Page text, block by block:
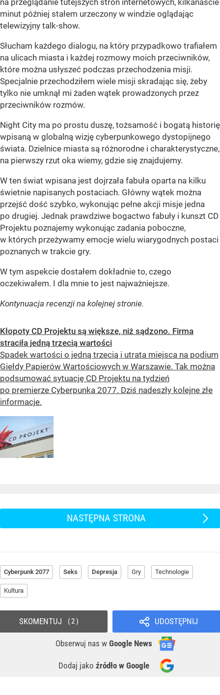
na przeglądanie tutejszych stron internetowych, kilkanaście
minut później stałem urzeczony w windzie oglądając
telewizyjny talk-show.
Słucham każdego dialogu, na który przypadkowo trafiałem
na ulicach miasta i każdej rozmowy moich przeciwników,
które można usłyszeć podczas przechodzenia misji.
Specjalnie przechodziłem wiele misji skradając się, żeby
tylko nie umknął mi żaden wątek prowadzonych przez
przeciwników rozmów.
Night City ma po prostu duszę, tożsamość i bogatą historię
wpisaną w globalną wizję cyberpunkowego dystopijnego
świata. Dzielnice miasta są różnorodne i charakterystyczne,
na pierwszy rzut oka wiemy, gdzie się znajdujemy.
W ten świat wpisana jest dojrzała fabuła oparta na kilku
świetnie napisanych postaciach. Główny wątek można
przejść dość szybko, wykonując pełne akcji misje jedna
po drugiej. Jednak prawdziwe bogactwo fabuły i kunszt CD
Projektu poznajemy wykonując zadania poboczne,
w których przeżywamy emocje wielu wiarygodnych postaci
poznanych w trakcie gry.
W tym aspekcie dostałem dokładnie to, czego
oczekiwałem. I dla mnie to jest najważniejsze.
Kontynuacja recenzji na kolejnej stronie.
Kłopoty CD Projektu są większe, niż sądzono. Firma
straciła jedną trzecią wartości
Spadek wartości o jedną trzecią i utrata miejsca na podium
Giełdy Papierów Wartościowych w Warszawie. Tak można
podsumować sytuację CD Projektu na tydzień
po premierze Cyberpunka 2077. Dziś nadeszły kolejne złe
informacje.
NASTĘPNA STRONA
Cyberpunk 2077 Seks Depresja Gry Technologie
Kultura
UDOSTĘPNIJ
Obserwuj nas w Google News
Dodaj jako źródło w Google
SKOMENTUJ 2